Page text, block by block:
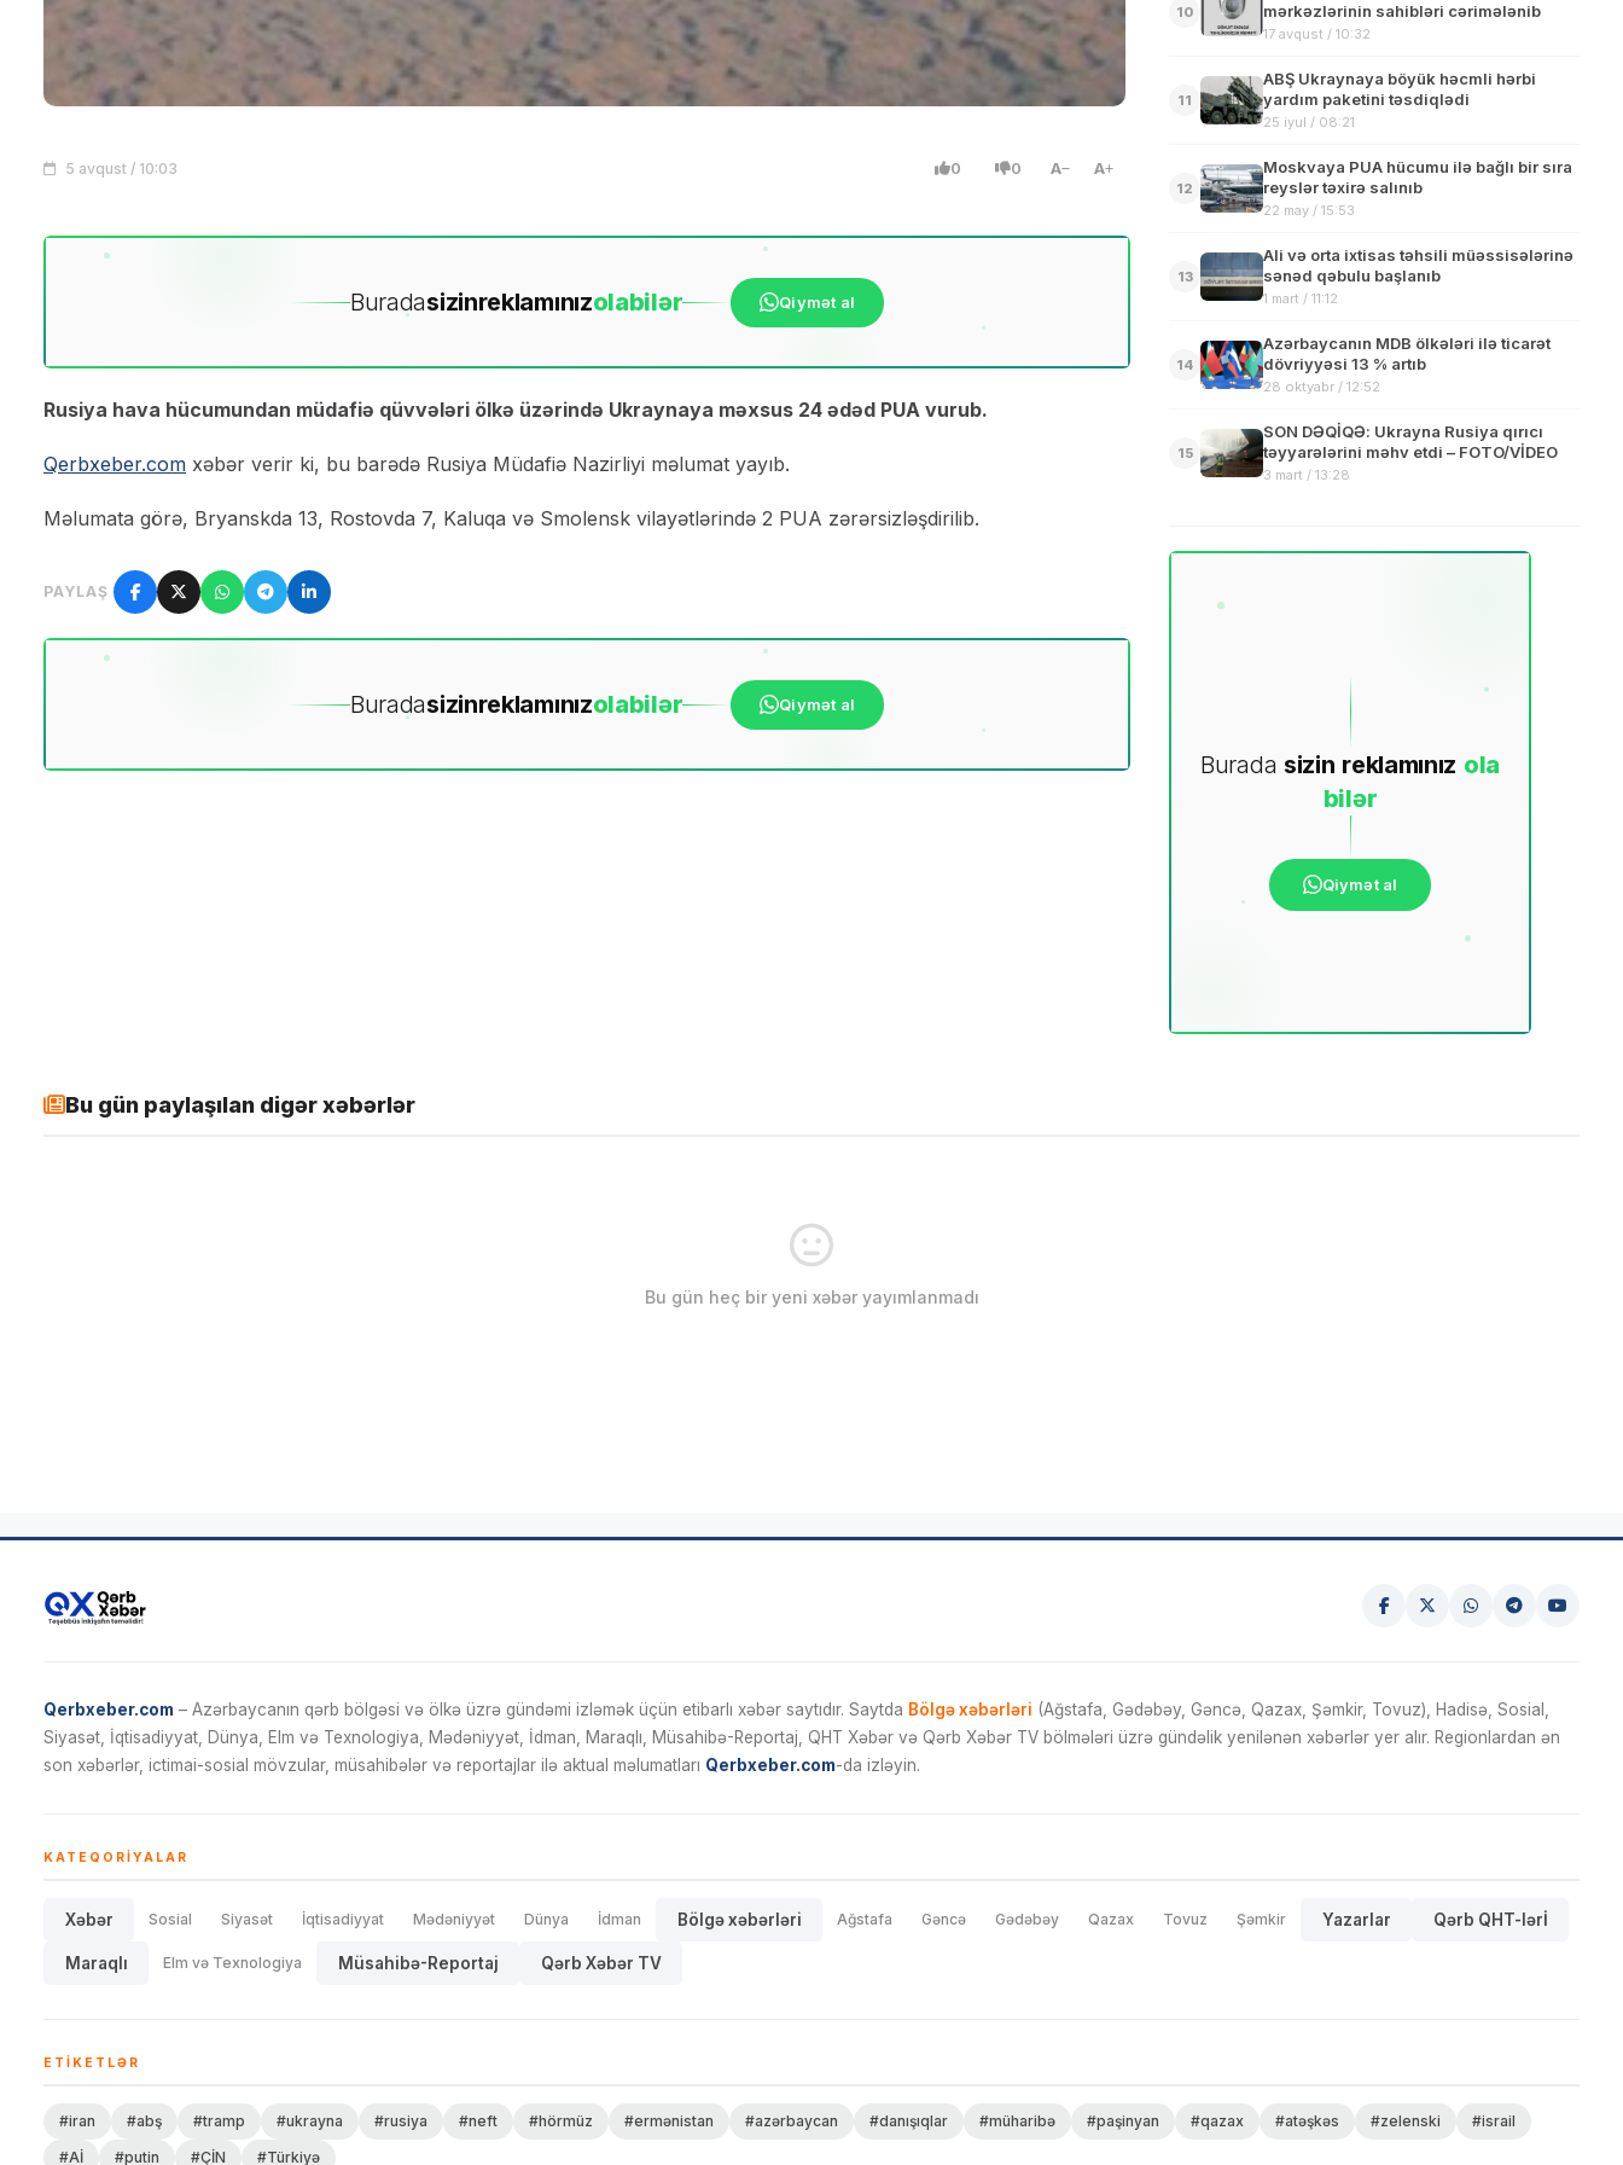
5 avqust / 10:03 0 0 A A
Buradasizinreklamınızolabilər Qiymət al
Rusiya hava hücumundan müdafiə qüvvələri ölkə üzərində Ukraynaya məxsus 24 ədəd PUA vurub.
Qerbxeber.com xəbər verir ki, bu barədə Rusiya Müdafiə Nazirliyi məlumat yayıb.
Məlumata görə, Bryanskda 13, Rostovda 7, Kaluqa və Smolensk vilayətlərində 2 PUA zərərsizləşdirilib.
PAYLAŞ
Buradasizinreklamınızolabilər Qiymət al
10
mərkəzlərinin sahibləri cərimələnib
17 avqust / 10:32
11
ABŞ Ukraynaya böyük həcmli hərbi
yardım paketini təsdiqlədi
25 iyul / 08:21
12
Moskvaya PUA hücumu ilə bağlı bir sıra
reyslər təxirə salınıb
22 may / 15:53
13
Ali və orta ixtisas təhsili müəssisələrinə
sənəd qəbulu başlanıb
1 mart / 11:12
14
Azərbaycanın MDB ölkələri ilə ticarət
dövriyyəsi 13 % artıb
28 oktyabr / 12:52
15
SON DƏQİQƏ: Ukrayna Rusiya qırıcı
təyyarələrini məhv etdi – FOTO/VİDEO
3 mart / 13:28
Burada sizin reklamınız ola
bilər
Qiymət al
Bu gün paylaşılan digər xəbərlər
Bu gün heç bir yeni xəbər yayımlanmadı
Qerbxeber.com – Azərbaycanın qərb bölgəsi və ölkə üzrə gündəmi izləmək üçün etibarlı xəbər saytıdır. Saytda Bölgə xəbərləri (Ağstafa, Gədəbəy, Gəncə, Qazax, Şəmkir, Tovuz), Hadisə, Sosial,
Siyasət, İqtisadiyyat, Dünya, Elm və Texnologiya, Mədəniyyət, İdman, Maraqlı, Müsahibə-Reportaj, QHT Xəbər və Qərb Xəbər TV bölmələri üzrə gündəlik yenilənən xəbərlər yer alır. Regionlardan ən
son xəbərlər, ictimai-sosial mövzular, müsahibələr və reportajlar ilə aktual məlumatları Qerbxeber.com-da izləyin.
KATEQORIYALAR
Xəbər Sosial Siyasət İqtisadiyyat Mədəniyyət Dünya İdman Bölgə xəbərləri Ağstafa Gəncə Gədəbəy Qazax Tovuz Şəmkir Yazarlar Qərb QHT-lərİ
Maraqlı Elm və Texnologiya Müsahibə-Reportaj Qərb Xəbər TV
ETIKETLƏR
#iran #abş #tramp #ukrayna #rusiya #neft #hörmüz #ermənistan #azərbaycan #danışıqlar #müharibə #paşinyan #qazax #atəşkəs #zelenski
#israil
#Aİ
#putin #ÇİN #Türkiyə